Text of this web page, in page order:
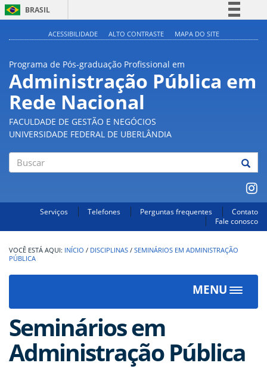
BRASIL
Participe
Acesso à informação
ACESSIBILIDADE ALTO CONTRASTE MAPA DO SITE
Programa de Pós-graduação Profissional em
Administração Pública em
Rede Nacional
FACULDADE DE GESTÃO E NEGÓCIOS
UNIVERSIDADE FEDERAL DE UBERLÂNDIA
Serviços Telefones Perguntas frequentes
Contato
Fale conosco
INÍCIO / DISCIPLINAS / SEMINÁRIOS EM ADMINISTRAÇÃO
PÚBLICA
MENU
Toggle
Seminários em
Administração Pública